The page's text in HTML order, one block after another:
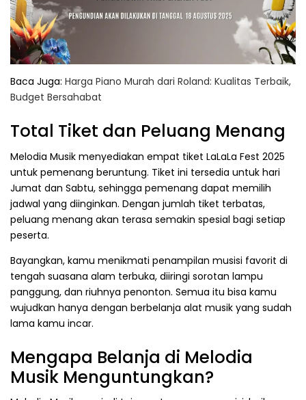
Baca Juga: Harga Piano Murah dari Roland: Kualitas Terbaik,
Budget Bersahabat
Total Tiket dan Peluang Menang
Melodia Musik menyediakan empat tiket LaLaLa Fest 2025
untuk pemenang beruntung. Tiket ini tersedia untuk hari
Jumat dan Sabtu, sehingga pemenang dapat memilih
jadwal yang diinginkan. Dengan jumlah tiket terbatas,
peluang menang akan terasa semakin spesial bagi setiap
peserta.
Bayangkan, kamu menikmati penampilan musisi favorit di
tengah suasana alam terbuka, diiringi sorotan lampu
panggung, dan riuhnya penonton. Semua itu bisa kamu
wujudkan hanya dengan berbelanja alat musik yang sudah
lama kamu incar.
Mengapa Belanja di Melodia
Musik Menguntungkan?